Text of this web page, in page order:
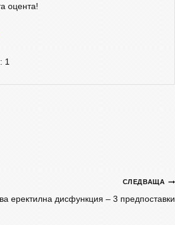
оцента!
1
СЛЕДВАЩА
еректилна дисфункция – 3 предпоставки